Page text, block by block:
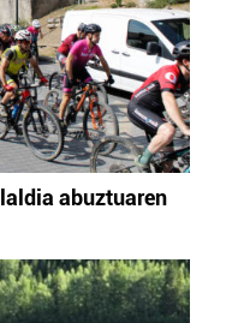
abuztuaren